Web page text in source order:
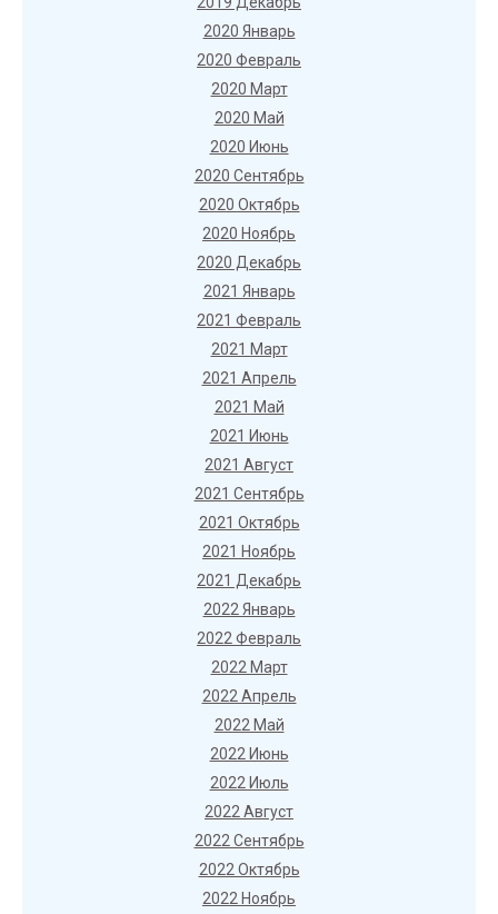
2020 Январь
2020 Февраль
2020 Март
2020 Май
2020 Июнь
2020 Сентябрь
2020 Октябрь
2020 Ноябрь
2020 Декабрь
2021 Январь
2021 Февраль
2021 Март
2021 Апрель
2021 Май
2021 Июнь
2021 Август
2021 Сентябрь
2021 Октябрь
2021 Ноябрь
2021 Декабрь
2022 Январь
2022 Февраль
2022 Март
2022 Апрель
2022 Май
2022 Июнь
2022 Июль
2022 Август
2022 Сентябрь
2022 Октябрь
2022 Ноябрь